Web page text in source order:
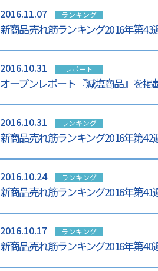
2016.11.07 ランキング
新商品売れ筋ランキング2016年第43
2016.10.31 レポート
オープンレポート『減塩商品』を掲
2016.10.31 ランキング
新商品売れ筋ランキング2016年第42
2016.10.24 ランキング
新商品売れ筋ランキング2016年第41
2016.10.17 ランキング
新商品売れ筋ランキング2016年第40